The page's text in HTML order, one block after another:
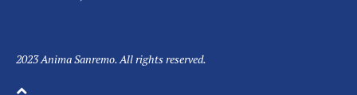
2023 Anima Sanremo. All rights reserved.